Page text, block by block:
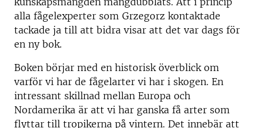
alla fågelexperter som Grzegorz kontaktade
tackade ja till att bidra visar att det var dags för
en ny bok.
Boken börjar med en historisk överblick om
varför vi har de fågelarter vi har i skogen. En
intressant skillnad mellan Europa och
Nordamerika är att vi har ganska få arter som
flyttar till tropikerna på vintern. Det innebär att